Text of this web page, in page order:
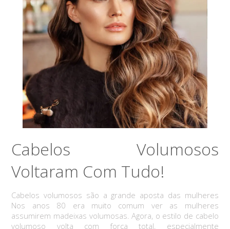
Cabelos Volumosos
Voltaram Com Tudo!
Cabelos volumosos são a grande aposta das mulheres
Nos anos 80 era muito comum ver as mulheres
assumirem madeixas volumosas. Agora, o estilo de cabelo
volumoso volta com força total, especialmente